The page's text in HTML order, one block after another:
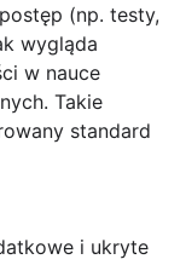
(np. testy,
wygląda
w nauce
Takie
standard
i ukryte